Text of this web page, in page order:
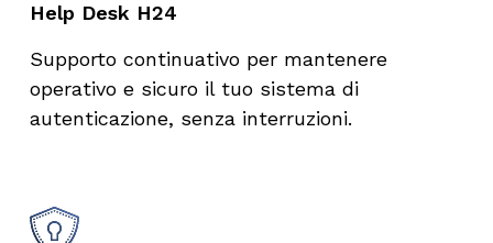
Help Desk H24​
Supporto continuativo per mantenere
operativo e sicuro il tuo sistema di
autenticazione, senza interruzioni.